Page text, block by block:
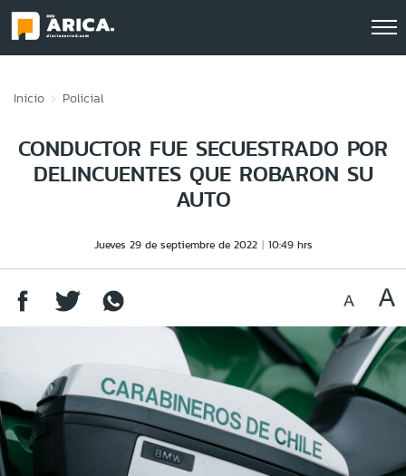
Inicio Policial
CONDUCTOR FUE SECUESTRADO POR
DELINCUENTES QUE ROBARON SU
AUTO
Jueves 29 de septiembre de 2022 10:49 hrs